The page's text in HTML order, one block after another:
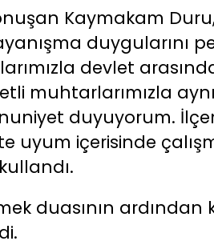
Kaymakam Duru,
duygularını
devlet
muhtarlarımızla
duyuyorum.
uyum içerisinde
duasının ardından